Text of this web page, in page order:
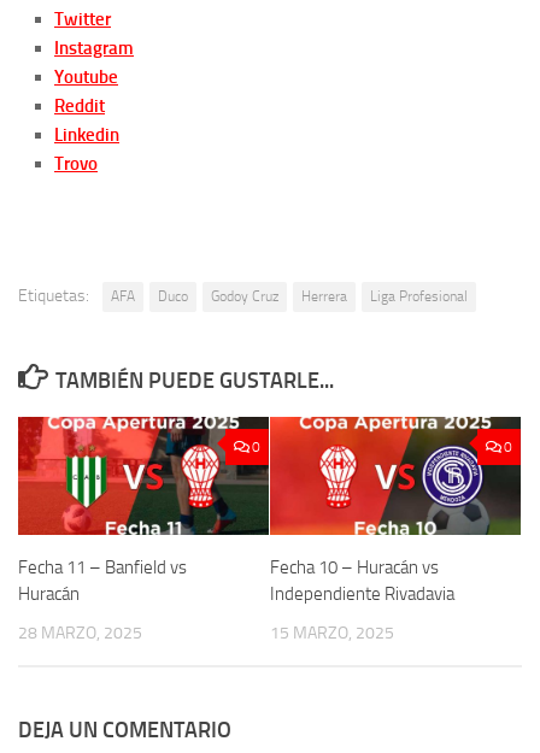
Twitter
Instagram
Youtube
Reddit
Linkedin
Trovo
Etiquetas: AFA Duco Godoy Cruz Herrera Liga Profesional
TAMBIÉN PUEDE GUSTARLE...
0
Fecha 11 – Banfield vs
Huracán
28 MARZO, 2025
0
Fecha 10 – Huracán vs
Independiente Rivadavia
15 MARZO, 2025
DEJA UN COMENTARIO